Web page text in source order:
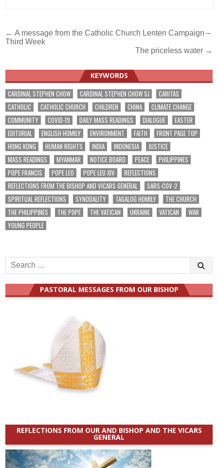
Post
navigation
← A message from the Catholic Church Lenten Campaign –
Third Week
The priceless water →
KEYWORDS
CARDINAL STEPHEN CHOW CARDINAL STEPHEN CHOW SJ
CARITAS
CATHOLIC
CATHOLIC CHURCH CHILDREN CHINA
CLIMATE CHANGE
COMMUNITY
COVID-19 DAILY MASS READINGS DIALOGUE
EASTER
EDITORIAL
ENGLISH HOMILY ENVIRONMENT FAITH
FRONT PAGE TOP
HONG KONG
HUMAN RIGHTS INDIA INDONESIA
JUSTICE
MASS READINGS
MYANMAR NOTICE BOARD PEACE
PHILIPPINES
POPE FRANCIS
POPE LEO POPE LEO XIV
REFLECTIONS
REFLECTIONS FROM THE BISHOP AND VICARS GENERAL
SARS-COV-2
SPIRITUAL REFLECTIONS
SYNODALITY TAGALOG HOMILY
THE CHURCH
THE PHILIPPINES
THE POPE THE VATICAN UKRAINE VATICAN
WAR
YOUNG PEOPLE
Search
for:
PASTORAL MESSAGES FROM OUR BISHOP
REFLECTIONS FROM OUR AND BISHOP AND THE VICARS
GENERAL